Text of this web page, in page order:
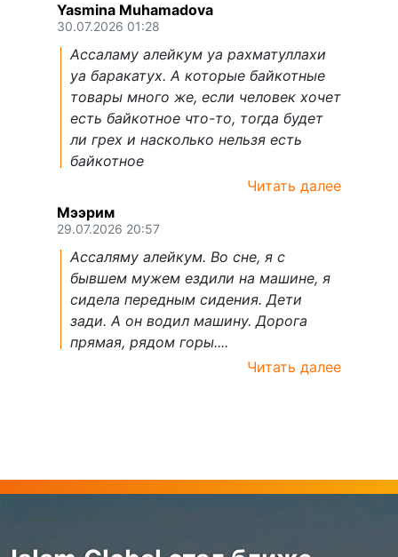
Yasmina Muhamadova
30.07.2026 01:28
Ассаламу алейкум уа рахматуллахи
уа баракатух. А которые байкотные
товары много же, если человек хочет
есть байкотное что-то, тогда будет
ли грех и насколько нельзя есть
байкотное
Читать далее
Мээрим
29.07.2026 20:57
Ассаляму алейкум. Во сне, я с
бывшем мужем ездили на машине, я
сидела передным сидения. Дети
зади. А он водил машину. Дорога
прямая, рядом горы....
Читать далее